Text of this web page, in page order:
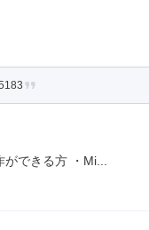
できる方 ・Mi...